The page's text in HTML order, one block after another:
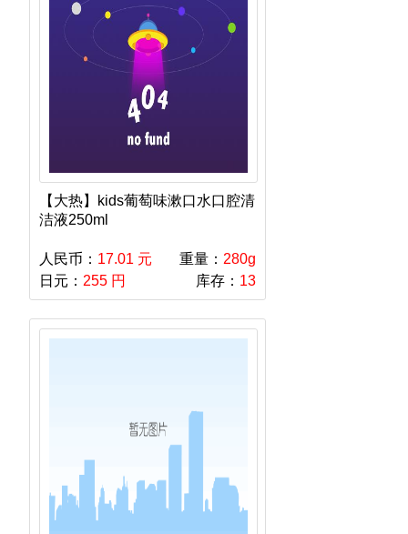
【大热】kids葡萄味漱口水口腔清
洁液250ml
人民币： 17.01 元 重量： 280g
日元： 255 円 库存： 13